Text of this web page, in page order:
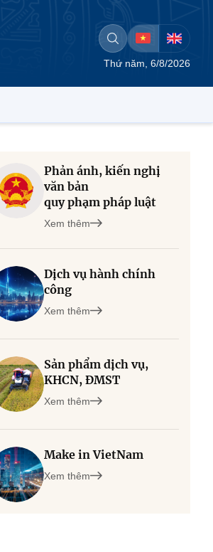
Thứ năm, 6/8/2026
Phản ánh, kiến nghị
văn bản
quy phạm pháp luật
Xem thêm
Dịch vụ hành chính
công
Xem thêm
Sản phẩm dịch vụ,
KHCN, ĐMST
Xem thêm
Make in VietNam
Xem thêm